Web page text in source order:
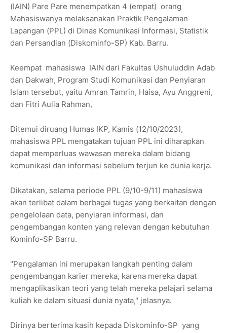
(IAIN) Pare Pare menempatkan 4 (empat) orang
Mahasiswanya melaksanakan Praktik Pengalaman
Lapangan (PPL) di Dinas Komunikasi Informasi, Statistik
dan Persandian (Diskominfo-SP) Kab. Barru.
Keempat mahasiswa IAIN dari Fakultas Ushuluddin Adab
dan Dakwah, Program Studi Komunikasi dan Penyiaran
Islam tersebut, yaitu Amran Tamrin, Haisa, Ayu Anggreni,
dan Fitri Aulia Rahman,
Ditemui diruang Humas IKP, Kamis (12/10/2023),
mahasiswa PPL mengatakan tujuan PPL ini diharapkan
dapat memperluas wawasan mereka dalam bidang
komunikasi dan informasi sebelum terjun ke dunia kerja.
Dikatakan, selama periode PPL (9/10-9/11) mahasiswa
akan terlibat dalam berbagai tugas yang berkaitan dengan
pengelolaan data, penyiaran informasi, dan
pengembangan konten yang relevan dengan kebutuhan
Kominfo-SP Barru.
"Pengalaman ini merupakan langkah penting dalam
pengembangan karier mereka, karena mereka dapat
mengaplikasikan teori yang telah mereka pelajari selama
kuliah ke dalam situasi dunia nyata," jelasnya.
Dirinya berterima kasih kepada Diskominfo-SP yang